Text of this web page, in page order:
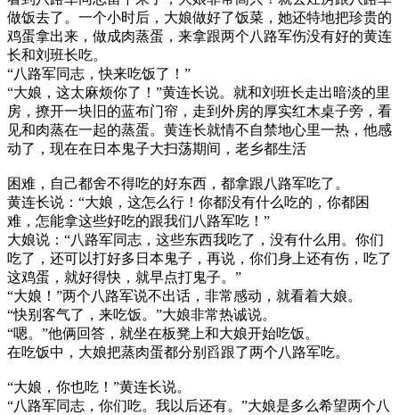
做饭去了。一个小时后，大娘做好了饭菜，她还特地把珍贵的
鸡蛋拿出来，做成肉蒸蛋，来拿跟两个八路军伤没有好的黄连
长和刘班长吃。
“八路军同志，快来吃饭了！”
“大娘，这太麻烦你了！”黄连长说。就和刘班长走出暗淡的里
房，撩开一块旧的蓝布门帘，走到外房的厚实红木桌子旁，看
见和肉蒸在一起的蒸蛋。黄连长就情不自禁地心里一热，他感
动了，现在在日本鬼子大扫荡期间，老乡都生活
困难，自己都舍不得吃的好东西，都拿跟八路军吃了。
黄连长说：“大娘，这怎么行！你都没有什么吃的，你都困
难，怎能拿这些好吃的跟我们八路军吃！”
大娘说：“八路军同志，这些东西我吃了，没有什么用。你们
吃了，还可以打好多日本鬼子，再说，你们身上还有伤，吃了
这鸡蛋，就好得快，就早点打鬼子。”
“大娘！”两个八路军说不出话，非常感动，就看着大娘。
“快别客气了，来吃饭。”大娘非常热诚说。
“嗯。”他俩回答，就坐在板凳上和大娘开始吃饭。
在吃饭中，大娘把蒸肉蛋都分别舀跟了两个八路军吃。
“大娘，你也吃！”黄连长说。
“八路军同志，你们吃。我以后还有。”大娘是多么希望两个八